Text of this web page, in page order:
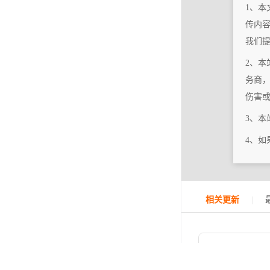
1、本
传内
我们
2、本
务商
伤害
3、本
4、如
相关更新